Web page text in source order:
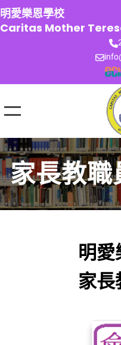
跳
至
主
明愛樂恩學校
Caritas Mother
家長教職
明愛
家長